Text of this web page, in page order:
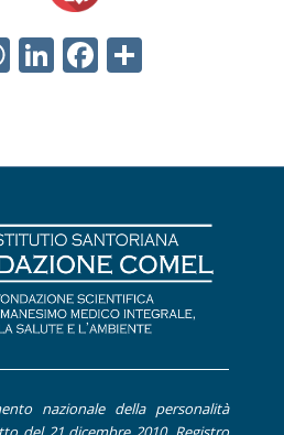
WhatsApp
LinkedIn
Facebook
nazionale della personalità